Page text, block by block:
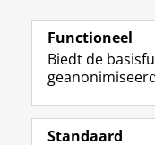
manier te
het leiderschap
Functioneel
Biedt de
Standaard